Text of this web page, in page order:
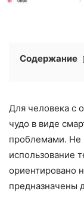
Содержание
Для человека с
чудо в виде
проблемами. Не
использование
ориентировано
предназначены